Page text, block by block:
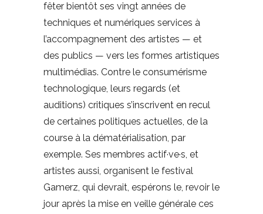
fêter bientôt ses vingt années de
techniques et numériques services à
l’accompagnement des artistes — et
des publics — vers les formes artistiques
multimédias. Contre le consumérisme
technologique, leurs regards (et
auditions) critiques s’inscrivent en recul
de certaines politiques actuelles, de la
course à la dématérialisation, par
exemple. Ses membres actif·ve·s, et
artistes aussi, organisent le festival
Gamerz, qui devrait, espérons le, revoir le
jour après la mise en veille générale ces